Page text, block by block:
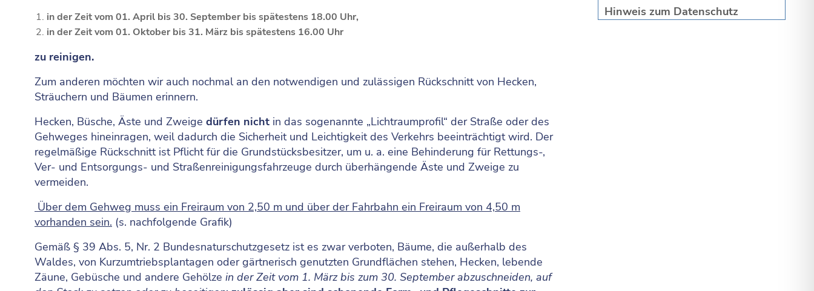
in der Zeit vom 01. April bis 30. September bis spätestens 18.00 Uhr,
in der Zeit vom 01. Oktober bis 31. März bis spätestens 16.00 Uhr
zu reinigen.
Zum anderen möchten wir auch nochmal an den notwendigen und zulässigen Rückschnitt von Hecken,
Sträuchern und Bäumen erinnern.
Hecken, Büsche, Äste und Zweige dürfen nicht in das sogenannte „Lichtraumprofil“ der Straße oder des
Gehweges hineinragen, weil dadurch die Sicherheit und Leichtigkeit des Verkehrs beeinträchtigt wird. Der
regelmäßige Rückschnitt ist Pflicht für die Grundstücksbesitzer, um u. a. eine Behinderung für Rettungs-,
Ver- und Entsorgungs- und Straßenreinigungsfahrzeuge durch überhängende Äste und Zweige zu
vermeiden.
Über dem Gehweg muss ein Freiraum von 2,50 m und über der Fahrbahn ein Freiraum von 4,50 m
vorhanden sein. (s. nachfolgende Grafik)
Gemäß § 39 Abs. 5, Nr. 2 Bundesnaturschutzgesetz ist es zwar verboten, Bäume, die außerhalb des
Waldes, von Kurzumtriebsplantagen oder gärtnerisch genutzten Grundflächen stehen, Hecken, lebende
Zäune, Gebüsche und andere Gehölze in der Zeit vom 1. März bis zum 30. September abzuschneiden, auf
Hinweis zum Datenschutz